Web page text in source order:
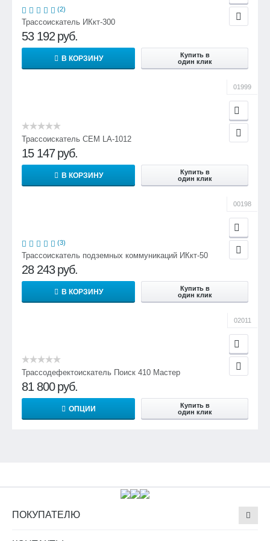
Масса электронного блока, не более
(2)
Трассоискатель ИКкт-300
53 192 руб.
В КОРЗИНУ
Купить в
один клик
01999
Трассоискатель CEM LA-1012
15 147 руб.
В КОРЗИНУ
Купить в
один клик
00198
(3)
Трассоискатель подземных коммуникаций ИКкт-50
28 243 руб.
В КОРЗИНУ
Купить в
один клик
02011
Трассодефектоискатель Поиск 410 Мастер
81 800 руб.
ОПЦИИ
Купить в
один клик
ПОКУПАТЕЛЮ